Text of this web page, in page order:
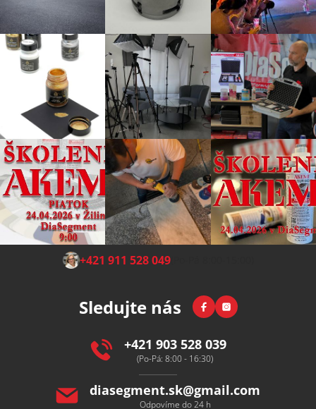
Z +421 911 528 049(Po-Pá 8:00-15:00)
Sledujte nás FacebookInstagram
+421 903 528 039
(Po-Pá: 8:00 - 16:30)
diasegment.sk@gmail.com
Odpovíme do 24 h